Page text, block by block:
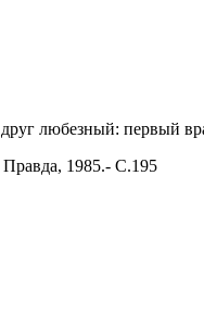
любезный: первый
1985.- С.195